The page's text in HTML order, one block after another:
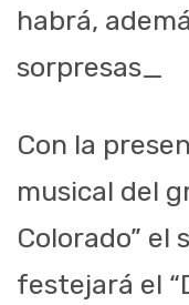
habrá,
sorpresas_
Con la
musical del
Colorado” el
festejará el